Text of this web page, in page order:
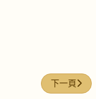
下一篇文章
下一頁